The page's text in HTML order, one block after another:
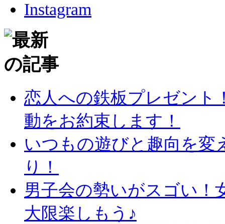
恋人への鉄板プレゼント
動をお約束します！
いつもの遊びと趣向を変
り！
男子会の勢いがスゴい！
大限楽しもう♪